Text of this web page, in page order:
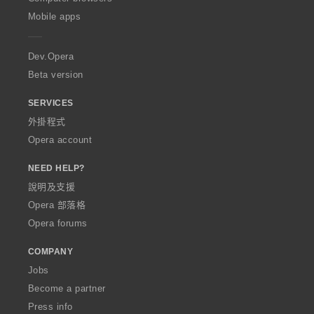
p
a
Mobile apps
Dev.Opera
Beta version
SERVICES
外掛程式
Opera account
NEED HELP?
說明及支援
Opera 部落格
Opera forums
COMPANY
Jobs
Become a partner
Press info